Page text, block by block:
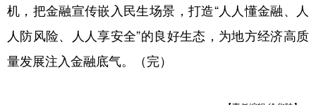
机，把金融宣传嵌入民生场景，打造“人人懂金融、人
人防风险、人人享安全”的良好生态，为地方经济高质
量发展注入金融底气。（完）